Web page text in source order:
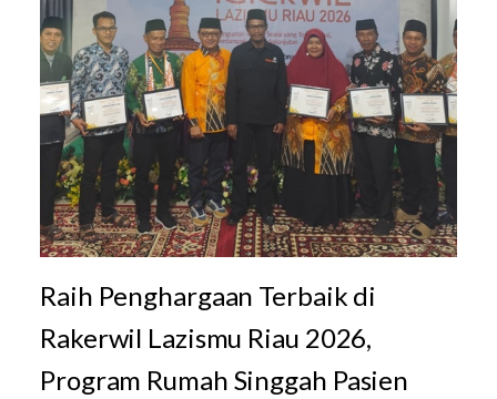
Raih Penghargaan Terbaik di
Rakerwil Lazismu Riau 2026,
Program Rumah Singgah Pasien